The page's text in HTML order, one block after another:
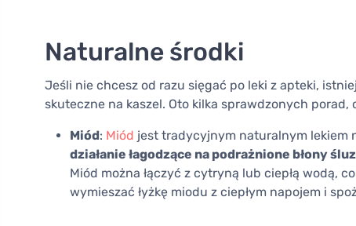
Naturalne środki
Jeśli nie chcesz od razu sięgać po leki z apteki,
skuteczne na kaszel. Oto kilka sprawdzonych
Miód: Miód jest tradycyjnym naturalnym lekiem
działanie łagodzące na podrażnione błony
Miód można łączyć z cytryną lub ciepłą wodą,
wymieszać łyżkę miodu z ciepłym napojem i